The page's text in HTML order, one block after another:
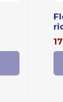
flexitime dynamix